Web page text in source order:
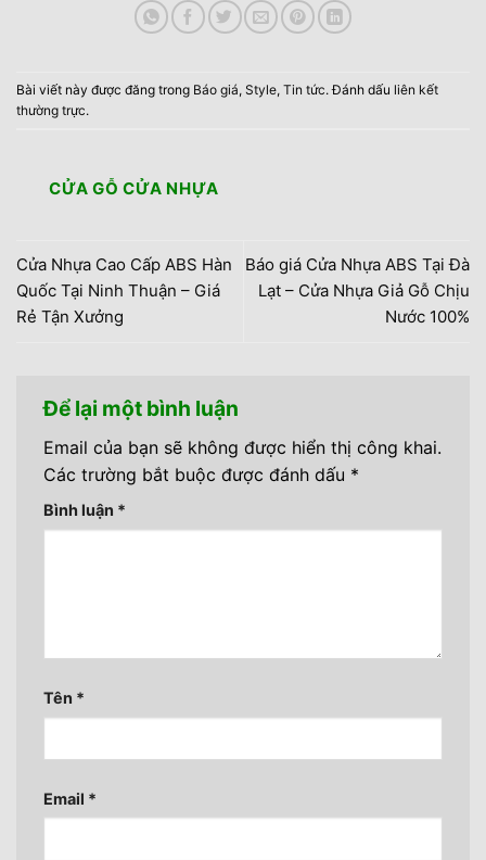
Bài viết này được đăng trong Báo giá, Style, Tin tức. Đánh dấu liên kết
thường trực.
CỬA GỖ CỬA NHỰA
Cửa Nhựa Cao Cấp ABS Hàn
Quốc Tại Ninh Thuận – Giá
Rẻ Tận Xưởng
Báo giá Cửa Nhựa ABS Tại Đà
Lạt – Cửa Nhựa Giả Gỗ Chịu
Nước 100%
Để lại một bình luận
Email của bạn sẽ không được hiển thị công khai.
Các trường bắt buộc được đánh dấu *
Bình luận *
Tên *
Email *